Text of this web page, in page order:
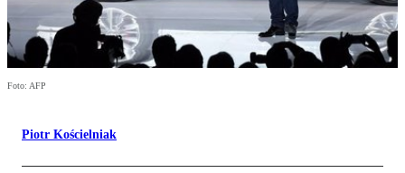
Foto: AFP
Piotr Kościelniak